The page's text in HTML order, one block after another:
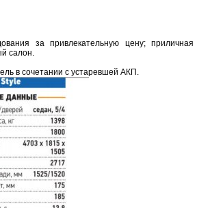
за привлекательную цену; приличная
салон.
в сочетании с устаревшей АКП.